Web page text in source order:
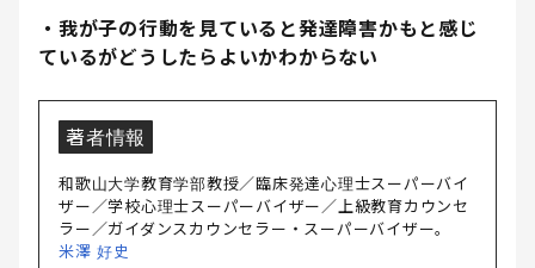
・我が子の行動を見ていると発達障害かもと感じ
ているがどうしたらよいかわからない
著者情報
和歌山大学教育学部教授／臨床発達心理士スーパーバイ
ザー／学校心理士スーパーバイザー／上級教育カウンセ
ラー／ガイダンスカウンセラー・スーパーバイザー。
米澤 好史